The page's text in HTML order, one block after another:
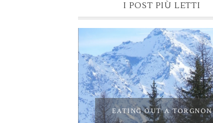
I POST PIÙ LETTI
EATING OUT A TORGNON